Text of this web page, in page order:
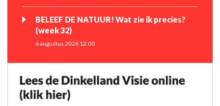
BELEEF DE NATUUR! Wat zie ik precies?
(week 32)
6 augustus 2026 12:00